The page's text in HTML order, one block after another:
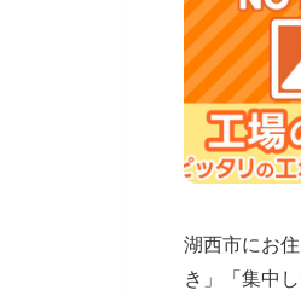
湖西市にお
き」「集中